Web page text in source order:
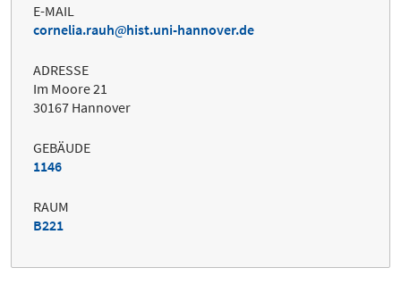
E-MAIL
cornelia.rauh
hist.uni-hannover.de
ADRESSE
Im Moore 21
30167 Hannover
GEBÄUDE
1146
RAUM
B221